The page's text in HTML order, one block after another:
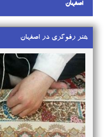
مبل شویی در اصفهان 03133336768
گالری
تماس با ما
در خواست سرویس
اصفهان
هنر رفوگری در اصفهان